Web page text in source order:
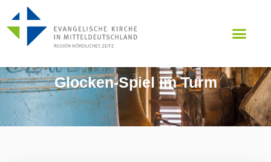
Glocken-Spiel im Turm